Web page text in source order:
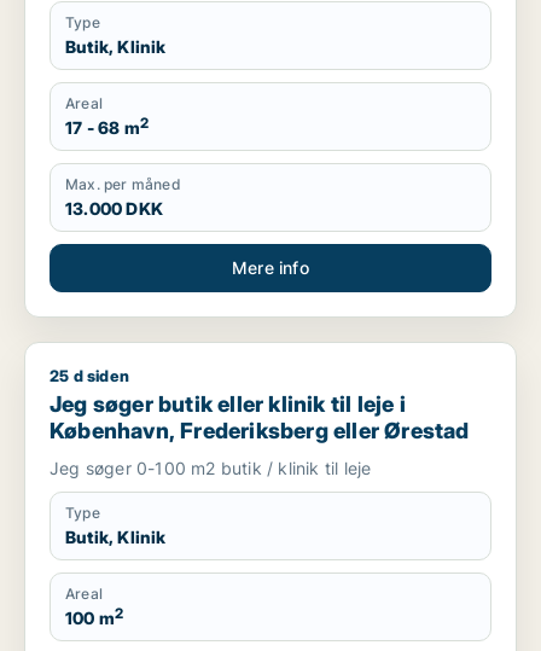
Type
Butik, Klinik
Areal
17 - 68 m2
Max. per måned
13.000 DKK
Mere info
Jeg søger butik eller klinik til leje i København,
25 d siden
Jeg søger butik eller klinik til leje i
København, Frederiksberg eller Ørestad
Jeg søger 0-100 m2 butik / klinik til leje
Type
Butik, Klinik
Areal
100 m2